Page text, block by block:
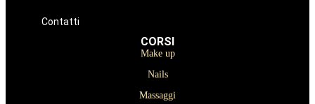
Prodotti per ricostruzione unghie
Contatti
CORSI
Make up
Nails
Massaggi